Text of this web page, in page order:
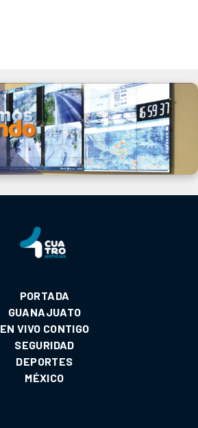
PORTADA
GUANAJUATO
EN VIVO CONTIGO
SEGURIDAD
DEPORTES
MÉXICO